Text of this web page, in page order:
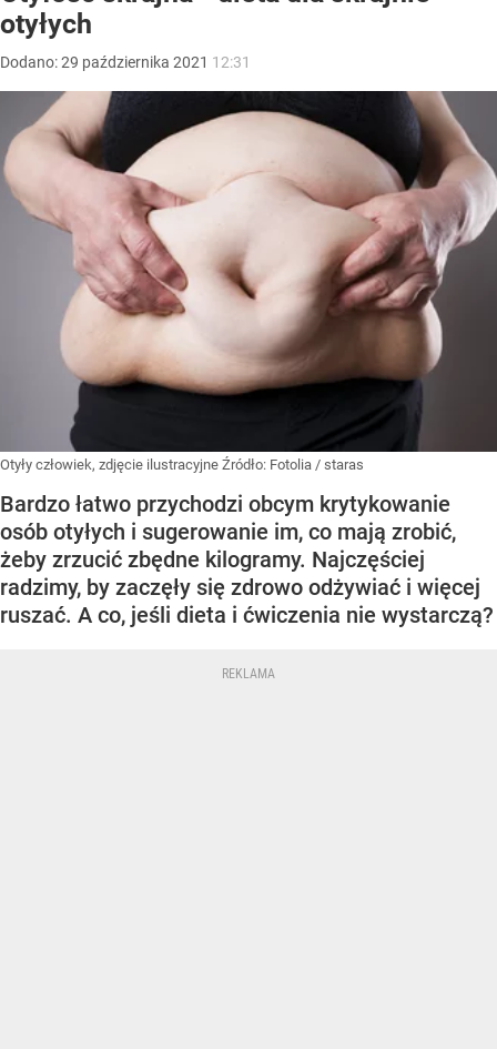
otyłych
Dodano:29 października 2021 12:31
Otyły człowiek, zdjęcie ilustracyjne Źródło: Fotolia / staras
Bardzo łatwo przychodzi obcym krytykowanie
osób otyłych i sugerowanie im, co mają zrobić,
żeby zrzucić zbędne kilogramy. Najczęściej
radzimy, by zaczęły się zdrowo odżywiać i więcej
ruszać. A co, jeśli dieta i ćwiczenia nie wystarczą?